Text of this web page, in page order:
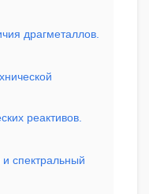
драгметаллов.
реактивов.
спектральный